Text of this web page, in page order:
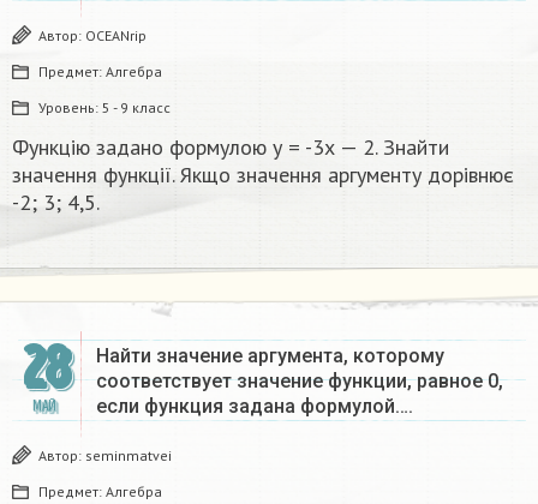
Автор: OCEANrip
Предмет: Алгебра
Уровень: 5 - 9 класс
Функцію задано формулою у = -3х — 2. Знайти
значення функції. Якщо значення аргументу дорівнює
-2; 3; 4,5.
28
МАЙ
Найти значение аргумента, которому
соответствует значение функции, равное 0,
если функция задана формулой….
Автор: seminmatvei
Предмет: Алгебра